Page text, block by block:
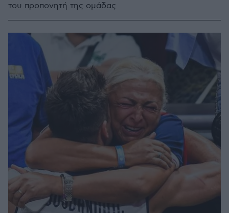
του προπονητή της ομάδας